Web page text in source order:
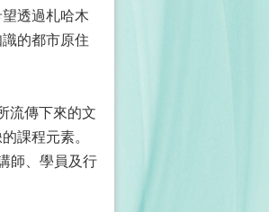
透過札哈木
的都市原住
流傳下來的文
課程元素。
師、學員及行